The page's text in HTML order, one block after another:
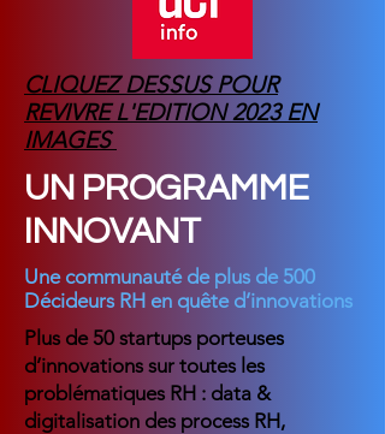
CLIQUEZ DESSUS POUR
REVIVRE L'EDITION 2023 EN
IMAGES
UN PROGRAMME
INNOVANT
Une communauté de plus de 500
Décideurs RH en quête d’innovations
Plus de 50 startups porteuses
d’innovations sur toutes les
problématiques RH : data &
digitalisation des process RH,